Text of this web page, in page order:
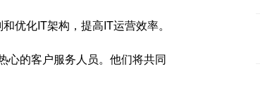
优化IT架构，提高IT运营效率。
心的客户服务人员。他们将共同